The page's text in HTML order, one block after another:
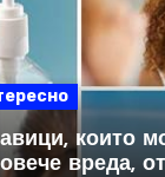
които
вреда,